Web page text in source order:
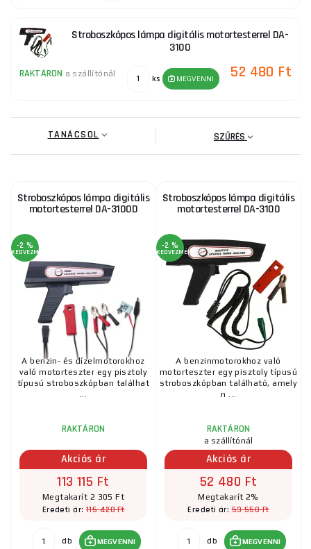
Stroboszkópos lámpa digitális motortesterrel DA-
3100
RAKTÁRON a szállítónál ks MEGVENNI 52 480 Ft
TANÁCSOL SZŰRÉS
Stroboszkópos lámpa digitális
motortesterrel DA-3100D
-2 %
KEDVEZMÉNY
A benzin- és dízelmotorokhoz
való motorteszter egy pisztoly
típusú stroboszkópban találhat
...
RAKTÁRON
Akciós ár
113 115 Ft
Megtakarít 2 305 Ft
Eredeti ár: 115 420 Ft
db MEGVENNI
Stroboszkópos lámpa digitális
motortesterrel DA-3100
-2 %
KEDVEZMÉNY
A benzinmotorokhoz való
motorteszter egy pisztoly típusú
stroboszkópban található, amely
n ...
RAKTÁRON
a szállítónál
Akciós ár
52 480 Ft
Megtakarít 2%
Eredeti ár:53 550 Ft
db MEGVENNI